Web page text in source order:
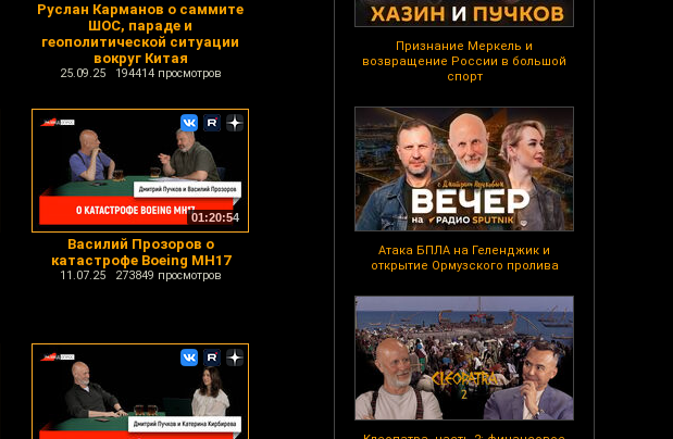
Признание Меркель и
возвращение России в большой
спорт
Атака БПЛА на Геленджик и
открытие Ормузского пролива
Руслан Карманов о саммите
ШОС, параде и
геополитической ситуации
вокруг Китая
25.09.25 194414 просмотров
01:20:54
Василий Прозоров о
катастрофе Boeing MH17
11.07.25 273849 просмотров